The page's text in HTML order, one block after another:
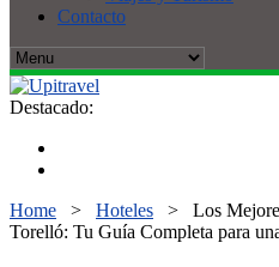
Contacto
Destacado:
Home > Hoteles > Los
Torelló: Tu Guía Completa para